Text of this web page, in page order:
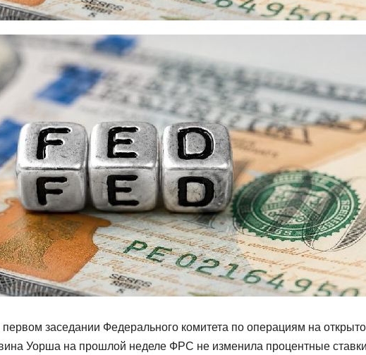
первом заседании Федерального комитета по операциям на
Уорша на прошлой неделе ФРС не изменила процентные